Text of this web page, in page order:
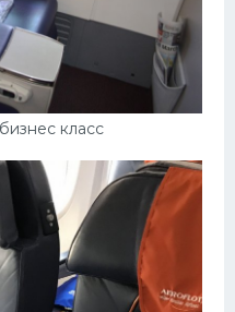
класс